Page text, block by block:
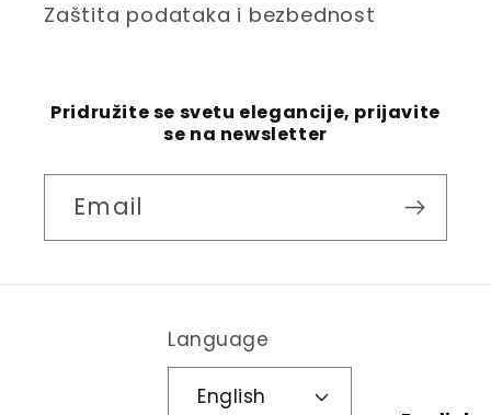
Zaštita podataka i bezbednost
Pridružite se svetu elegancije, prijavite
se na newsletter
Email
Language
English